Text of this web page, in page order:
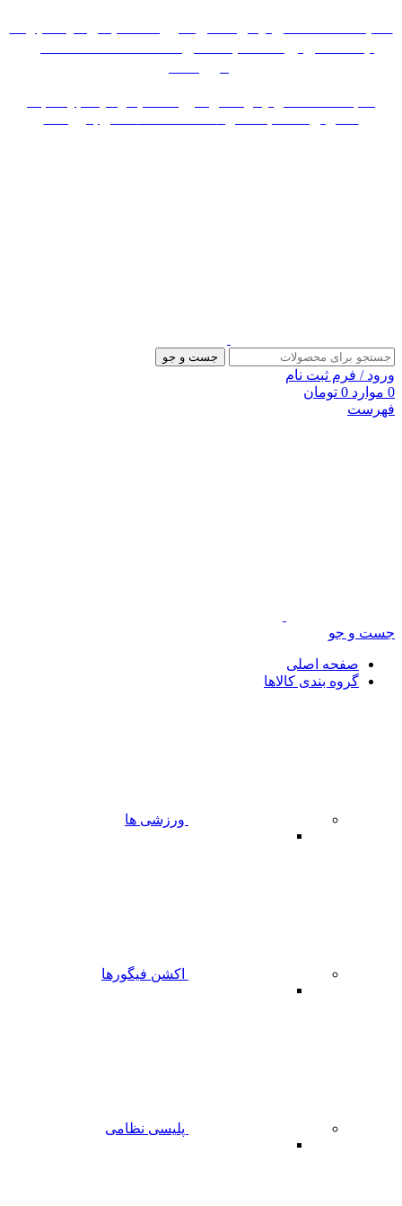
جست و جو
ورود / فرم ثبت نام
0 موارد 0 تومان
فهرست
جست و جو
صفحه اصلی
گروه بندی کالاها
ورزشی ها
اکشن فیگورها
پلیسی نظامی